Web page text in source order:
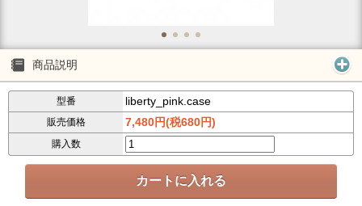
商品説明
型番 liberty_pink.case
販売価格 7,480円(税680円)
購入数